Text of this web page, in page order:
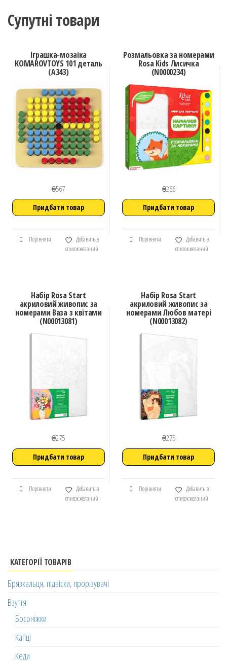
Супутні товари
Іграшка-мозаіка
KOMAROVTOYS 101 деталь
(А343)
₴567
Придбати товар
Порівняти
Добавить в
список желаний
Розмальовка за номерами
Rosa Kids Лисичка
(N0000234)
₴266
Придбати товар
Порівняти
Добавить в
список желаний
Набір Rosa Start
акриловий живопис за
номерами Ваза з квітами
(N00013081)
₴275
Придбати товар
Порівняти
Добавить в
список желаний
Набір Rosa Start
акриловий живопис за
номерами Любов матері
(N00013082)
₴275
Придбати товар
Порівняти
Добавить в
список желаний
КАТЕГОРІЇ ТОВАРІВ
Брязкальця, підвіски, прорізувачі
Взуття
Босоніжки
Капці
Кеди